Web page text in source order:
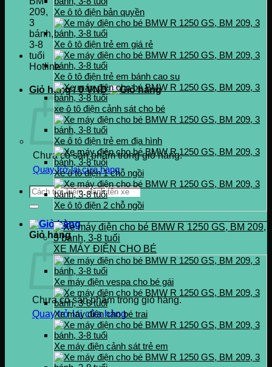
Hotline
0937.222.487
Giỏ hàng /0VND
Chưa có sản phẩm trong giỏ hàng.
Quay trở lại cửa hàng
Tìm
kiếm:
Giỏ hàng
Chưa có sản phẩm trong giỏ hàng.
Quay trở lại cửa hàng
Xe ô tô điện bản quyền
Xe ô tô điện trẻ em giá rẻ
Xe ô tô điện trẻ em bánh cao su
xe ô tô điện cảnh sát cho bé
Xe ô tô điện trẻ em địa hình
Xe ô tô điện 1 chỗ ngồi
Xe ô tô điện 2 chỗ ngồi
XE MÁY ĐIỆN CHO BÉ
Xe máy điện vespa cho bé gái
Xe máy điện cho bé trai
Xe máy điện cảnh sát trẻ em